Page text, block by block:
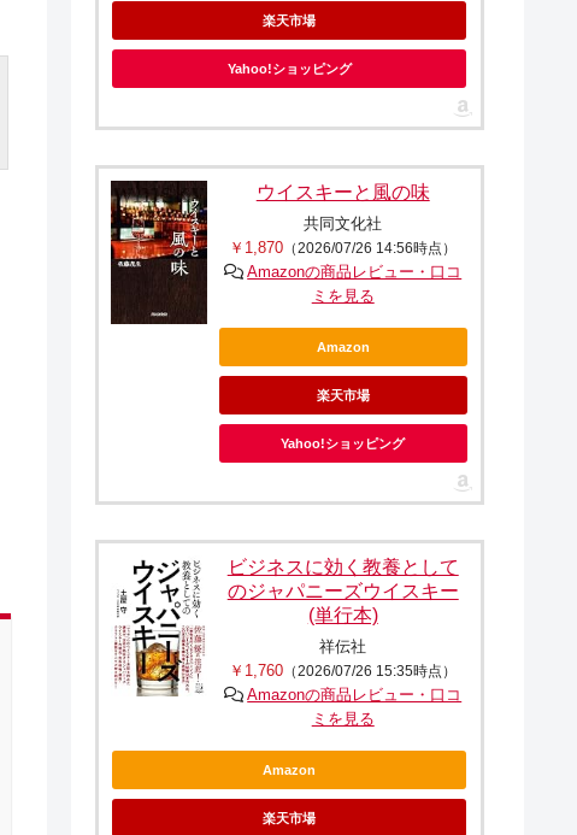
楽天市場
Yahoo!ショッピング
ウイスキーと風の味
共同文化社
￥1,870 （2026/07/26 14:56時点）
Amazonの商品レビュー・口コ
ミを見る
Amazon
楽天市場
Yahoo!ショッピング
ビジネスに効く教養として
のジャパニーズウイスキー
(単行本)
祥伝社
￥1,760 （2026/07/26 15:35時点）
Amazonの商品レビュー・口コ
ミを見る
Amazon
楽天市場